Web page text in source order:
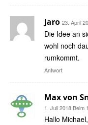
Jaro 23. April
Die Idee an
wohl noch
rumkommt.
Antwort
Max von
1. Juli 2018 Beim
Hallo Michael,